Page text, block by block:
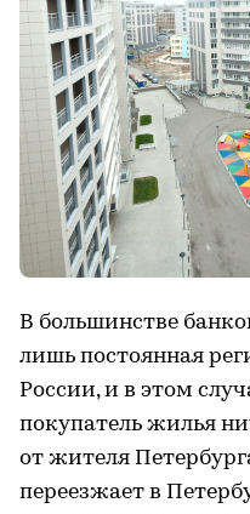
В большинстве
лишь постоянная
России, и в этом
покупатель жилья
от жителя
переезжает в